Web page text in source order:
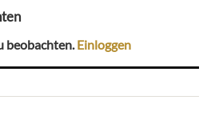
beobachten.Einloggen